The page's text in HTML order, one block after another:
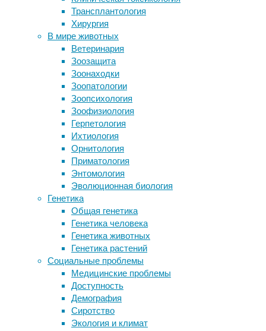
Трансплантология
Хирургия
В мире животных
Ветеринария
Зоозащита
Зоонаходки
Зоопатологии
Зоопсихология
Зоофизиология
Герпетология
Ихтиология
Орнитология
Приматология
Энтомология
Эволюционная биология
Генетика
Общая генетика
Генетика человека
Генетика животных
Генетика растений
Социальные проблемы
Медицинские проблемы
Доступность
Демография
Сиротство
Экология и климат
физиология
Эксперименты
с
астронавтами
на
МКС
показали,
что
скорость
разрушения
эритроцитов
космосе
увеличивается
более
чем
полтора
раза.
Когда звери вышли на дневной свет
Какие бывают шкафы-купе
Палеонтологи описали скелет самого
крупного рамфоринха, больше 150
лет хранившийся в музее
Палеонтологи проверили
эффективность укуса смилодона
Следите за новостями